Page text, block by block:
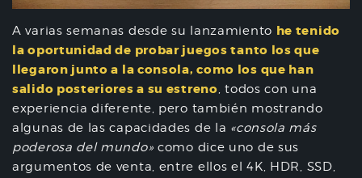
A varias semanas desde su lanzamiento he tenido
la oportunidad de probar juegos tanto los que
llegaron junto a la consola, como los que han
salido posteriores a su estreno, todos con una
experiencia diferente, pero también mostrando
algunas de las capacidades de la «consola más
poderosa del mundo» como dice uno de sus
argumentos de venta, entre ellos el 4K, HDR, SSD,